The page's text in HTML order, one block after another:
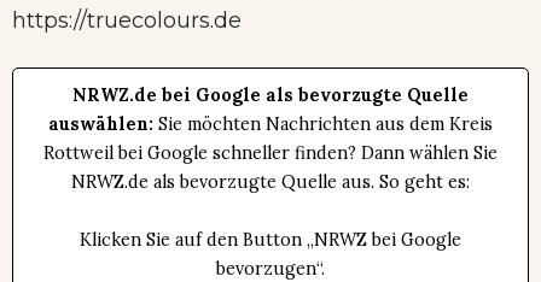
https://truecolours.de
NRWZ.de bei Google als bevorzugte Quelle
auswählen: Sie möchten Nachrichten aus dem Kreis
Rottweil bei Google schneller finden? Dann wählen Sie
NRWZ.de als bevorzugte Quelle aus. So geht es:
Klicken Sie auf den Button „NRWZ bei Google
bevorzugen“.